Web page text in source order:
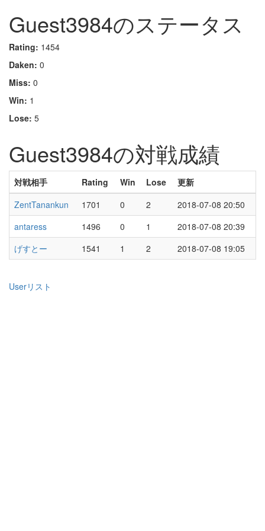
Guest3984のステータス
Rating: 1454
Daken: 0
Miss: 0
Win: 1
Lose: 5
Guest3984の対戦成績
対戦相手 Rating Win Lose
更新
ZentTanankun
1701 0 2
2018-07-08 20:50
antaress
1496 0 1
2018-07-08 20:39
げすとー
1541 1 2 2018-07-08 19:05
Userリスト